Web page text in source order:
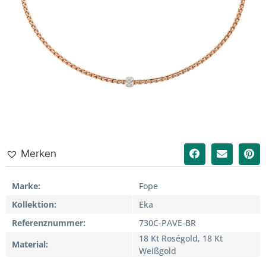
Merken
Marke
Fope
Kollektion
Eka
Referenznummer
730C-PAVE-BR
Material
18 Kt Roségold, 18 Kt
Weißgold